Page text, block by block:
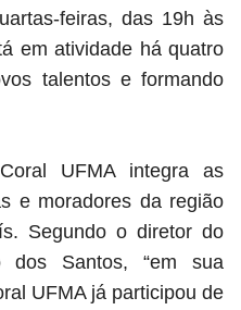
feiras, das 19h às
em atividade há quatro
talentos e formando
UFMA integra as
e moradores da região
Segundo o diretor do
dos Santos, “em sua
UFMA já participou de